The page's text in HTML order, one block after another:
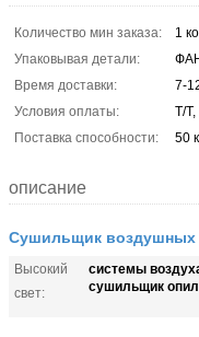
Количество мин заказа:
1
Упаковывая детали:
Время доставки:
7-
Условия оплаты:
T/
Поставка способности:
50
описание
Сушильщик воздушных
Высокий
свет:
системы
сушильщик